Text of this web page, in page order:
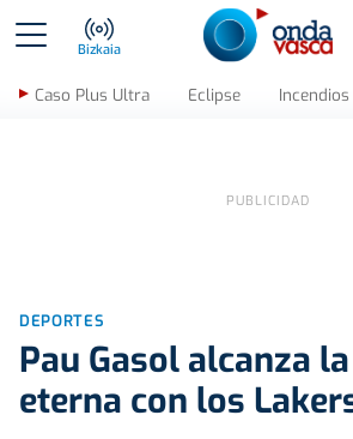
Bizkaia
Caso Plus Ultra Eclipse Incendios
DEPORTES
Pau Gasol alcanza
eterna con los